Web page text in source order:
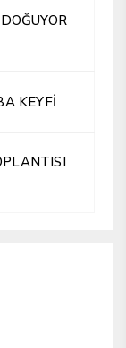
KEYFİ